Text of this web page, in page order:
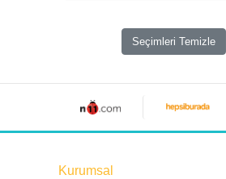
Seçimleri Temizle
Kurumsal